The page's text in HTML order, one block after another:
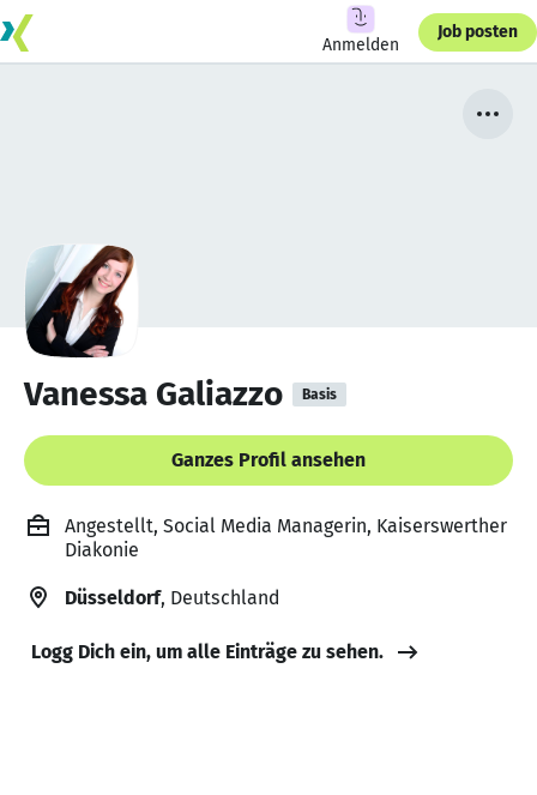
Anmelden
Job posten
Vanessa Galiazzo Basis
Ganzes Profil ansehen
Angestellt, Social Media Managerin, Kaiserswerther
Diakonie
Düsseldorf, Deutschland
Logg Dich ein, um alle Einträge zu sehen.